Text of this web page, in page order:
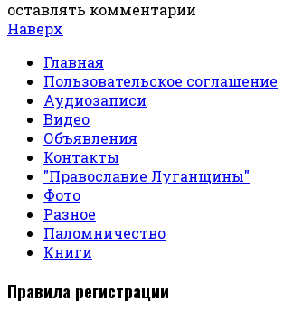
оставлять комментарии
Наверх
Главная
Пользовательское соглашение
Аудиозаписи
Видео
Объявления
Контакты
"Православие Луганщины"
Фото
Разное
Паломничество
Книги
Правила регистрации